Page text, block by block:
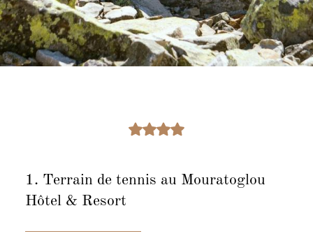
1. Terrain de tennis au Mouratoglou
Hôtel & Resort